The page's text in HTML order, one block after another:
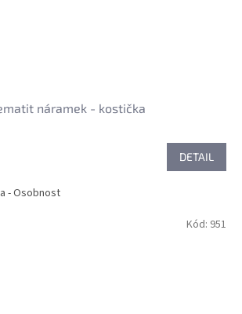
náramek - kostička
DETAIL
- Osobnost
Kód: 951